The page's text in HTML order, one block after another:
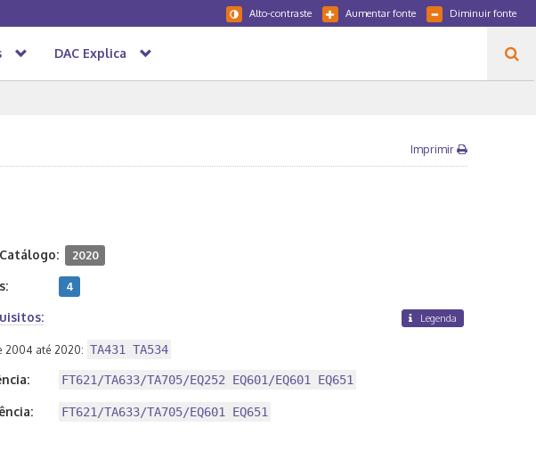
Diminuir fonte
Aumentar fonte
Alto-contraste
DAC Explica
Imprimir
2020
4
Legenda
2004 até 2020: TA431 TA534
FT621/TA633/TA705/EQ252 EQ601/EQ601 EQ651
FT621/TA633/TA705/EQ601 EQ651